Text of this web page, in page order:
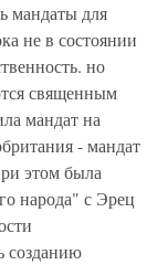
мандаты для
не в состоянии
но
священным
мандат на
- мандат
этом была
народа" с Эрец
созданию